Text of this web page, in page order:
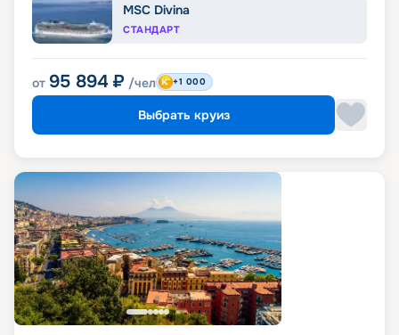
MSC Divina
СТАНДАРТ
от 95 894 ₽ /чел +1 000
Выбрать круиз